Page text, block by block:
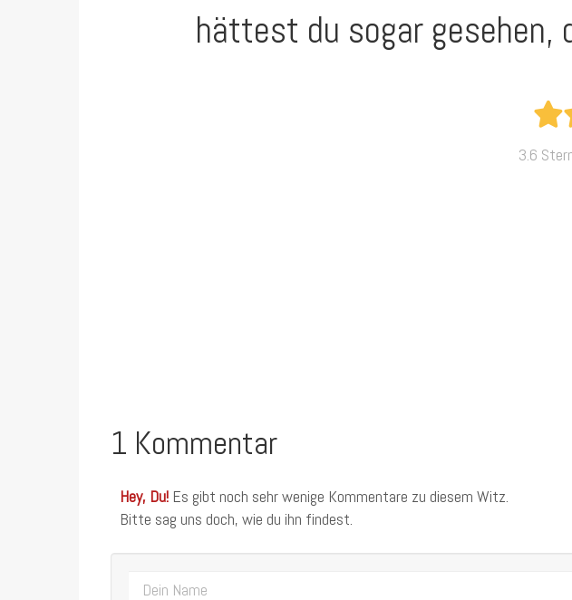
hättest du sogar gesehen,
3.6
1 Kommentar
Hey, Du! Es gibt noch sehr wenige Kommentare zu diesem Witz.
Bitte sag uns doch, wie du ihn findest.